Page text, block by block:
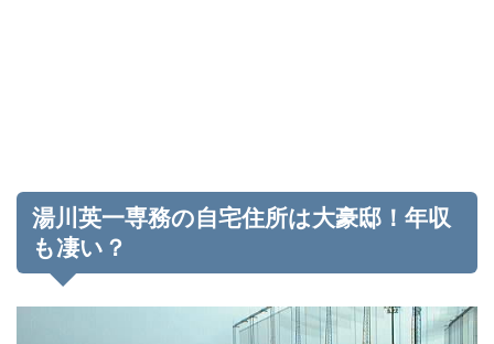
湯川英一専務の自宅住所は大豪邸！年収
も凄い？